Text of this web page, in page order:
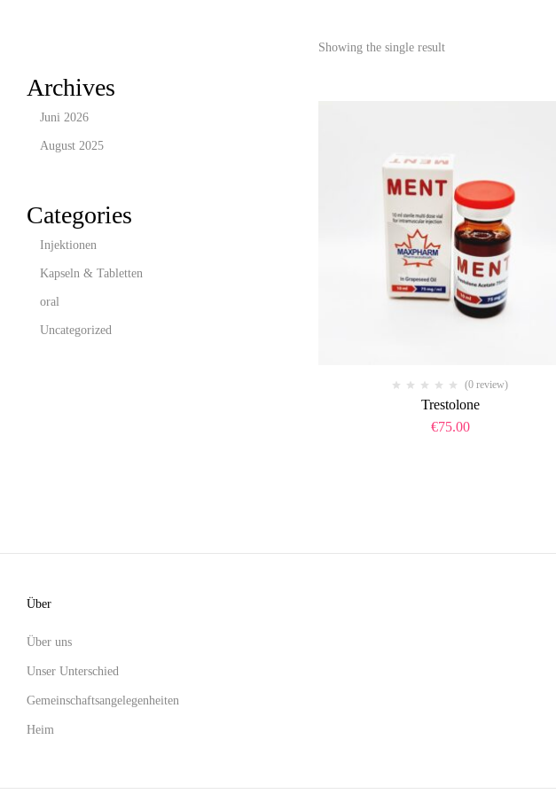
Archives
Juni 2026
August 2025
Categories
Injektionen
Kapseln & Tabletten
oral
Uncategorized
Showing the single result
(0 review)
Trestolone
€75.00
Über
Über uns
Unser Unterschied
Gemeinschaftsangelegenheiten
Heim